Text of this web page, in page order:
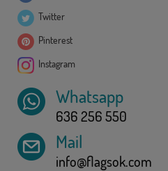
Twitter
Pinterest
Instagram
Whatsapp
636 256 550
Mail
info@flagsok.com